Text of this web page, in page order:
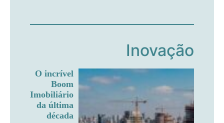
Inovação
O incrível
Boom
Imobiliário
da última
década